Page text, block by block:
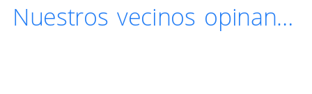
Nuestros vecinos opinan…